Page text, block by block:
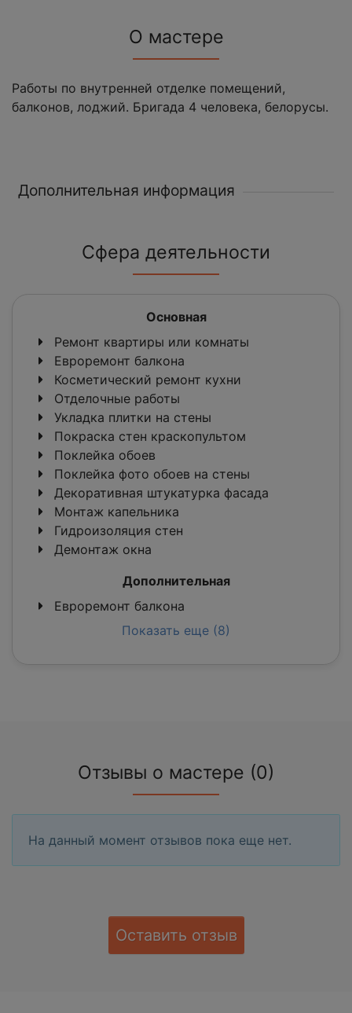
О мастере
Работы по внутренней отделке помещений,
балконов, лоджий. Бригада 4 человека, белорусы.
Дополнительная информация
Сфера деятельности
Основная
Ремонт квартиры или комнаты
Евроремонт балкона
Косметический ремонт кухни
Отделочные работы
Укладка плитки на стены
Покраска стен краскопультом
Поклейка обоев
Поклейка фото обоев на стены
Декоративная штукатурка фасада
Монтаж капельника
Гидроизоляция стен
Демонтаж окна
Дополнительная
Евроремонт балкона
Показать еще (8)
Отзывы о мастере (0)
На данный момент отзывов пока еще нет.
Оставить отзыв